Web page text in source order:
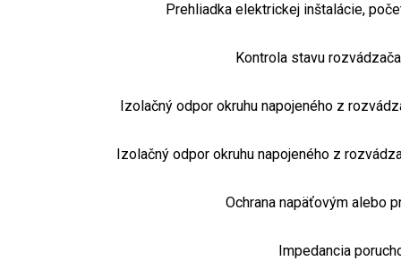
Prehliadka elektrickej inštalácie,
Kontrola stavu
Izolačný odpor okruhu napojeného z
Izolačný odpor okruhu napojeného z
Ochrana napäťovým alebo
Impedancia